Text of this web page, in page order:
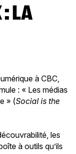
à CBC,
: « Les médias
» (Social is the
les
à outils qu’ils